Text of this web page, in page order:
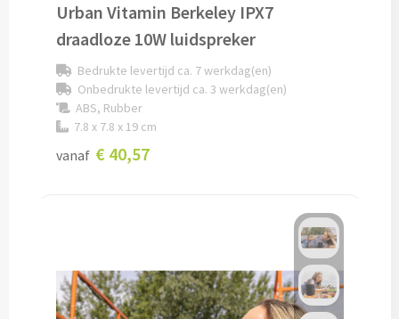
Memo sets bedrukken
Kubusblokken bedrukken
Custom made
Custom made notitieboekjes
Custom made muismatten
Urban Vitamin Berkeley IPX7
draadloze 10W luidspreker
Bedrukte levertijd ca. 7 werkdag(en)
Onbedrukte levertijd ca. 3 werkdag(en)
ABS, Rubber
7.8 x 7.8 x 19 cm
vanaf € 40,57